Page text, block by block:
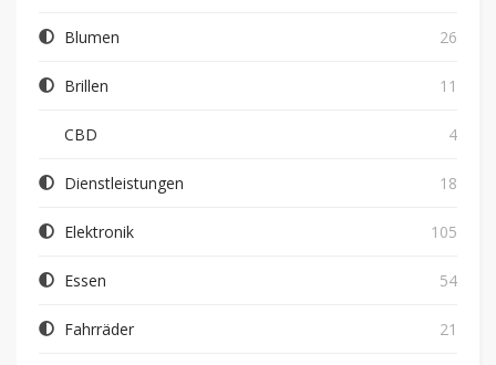
Blumen 26
Brillen 11
CBD 4
Dienstleistungen 18
Elektronik 105
Essen 54
Fahrräder 21